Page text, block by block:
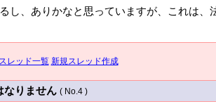
し、ありかなと思っていますが、これは、
スレッド一覧 新規スレッド作成
なりません ( No.4 )